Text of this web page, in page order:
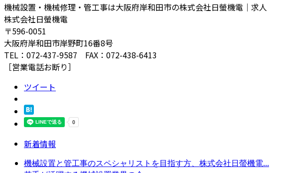
機械設置・機械修理・管工事は大阪府岸和田市の株式会社日螢機電｜求人
株式会社日螢機電
〒596-0051
大阪府岸和田市岸野町16番8号
TEL：072-437-9587 FAX：072-438-6413
［営業電話お断り］
ツイート
新着情報
機械設置と管工事のスペシャリストを目指す方、株式会社日螢機電...